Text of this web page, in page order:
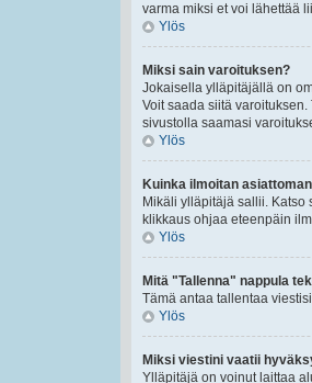
varma miksi et voi lähettää
Ylös
Miksi sain varoituksen?
Jokaisella ylläpitäjällä on
Voit saada siitä
sivustolla saamasi
Ylös
Kuinka ilmoitan
Mikäli ylläpitäjä sallii.
klikkaus ohjaa eteenpäin
Ylös
Mitä "Tallenna" nappula
Tämä antaa tallentaa
Ylös
Miksi viestini vaatii
Ylläpitäjä on voinut laittaa